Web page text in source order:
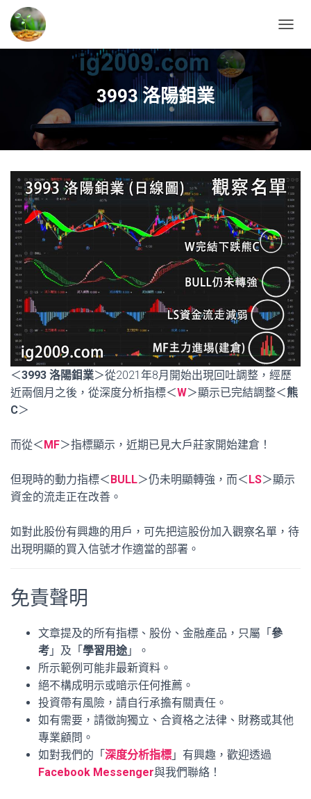
O
A
T
O
N
3993 洛陽鉬業
＜3993 洛陽鉬業＞從2021年8月開始出現回吐調整，經歷
近兩個月之後，從深度分析指標＜W＞顯示已完結調整＜熊
C＞
而從＜ MF＞指標顯示，近期已見大戶莊家開始建倉！
但現時的動力指標＜ BULL＞仍未明顯轉強，而＜ LS＞顯示
資金的流走正在改善。
如對此股份有興趣的用戶，可先把這股份加入觀察名單，待
出現明顯的買入信號才作適當的部署。
免責聲明
文章提及的所有指標、股份、金融產品，只屬「 參
考 」及「 學習用途 」。
所示範例可能非最新資料。
絕不構成明示或暗示任何推薦。
投資帶有風險，請自行承擔有關責任。
如有需要，請徵詢獨立、合資格之法律、財務或其他
專業顧問。
如對我們的「 深度分析指標 」有興趣，歡迎透過
Facebook Messenger與我們聯絡！